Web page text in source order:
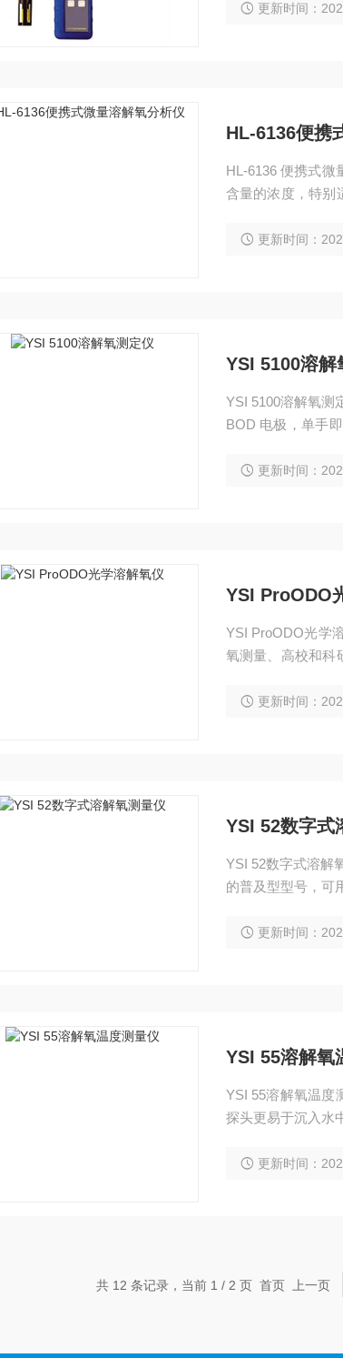
更新时间：
HL-6136便携
HL-6136 便携式
含量的浓度，特别
更新时间：
YSI 5100溶解
YSI 5100溶解氧测
BOD 电极，单手
更新时间：
YSI ProODO
YSI ProODO光学
氧测量、高校和科
更新时间：
YSI 52数字式
YSI 52数字式溶解
的普及型型号，可
更新时间：
YSI 55溶解氧
YSI 55溶解氧温度
探头更易于沉入水
更新时间：
共 12 条记录，当前 1 / 2 页 首页 上一页